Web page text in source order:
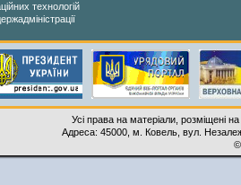
технологій
Усі права на матеріали, розміщені
Адреса: 45000, м. Ковель, вул.